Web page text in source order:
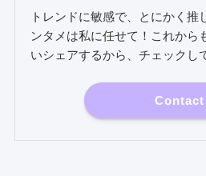
トレンドに敏感で、とにかく推
ンタメは私に任せて！これから
いシェアするから、チェックし
Contact